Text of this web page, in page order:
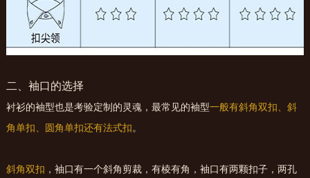
二、袖口的选择
衬衫的袖型也是考验定制的灵魂，最常见的袖型一般有斜角双扣、斜
角单扣、圆角单扣还有法式扣。
斜角双扣 ，袖口有一个斜角剪裁，有棱有角，袖口有两颗扣子，两孔